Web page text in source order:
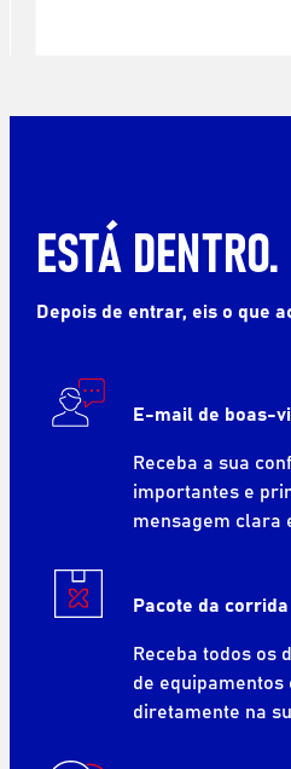
ESTÁ
Depois de entrar, eis o que
E-mail de boas-
Receba a sua
importantes e
mensagem clara
Pacote da
Receba todos os
de
diretamente na